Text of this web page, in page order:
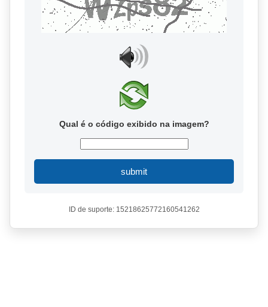
Qual é o código exibido na imagem?
submit
ID de suporte: 15218625772160541262